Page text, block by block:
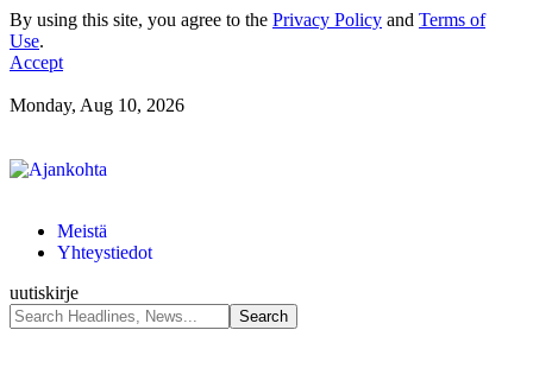
By using this site, you agree to the Privacy Policy and Terms of
Use.
Accept
Monday, Aug 10, 2026
Meistä
Yhteystiedot
uutiskirje